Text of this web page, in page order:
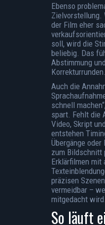
Ebenso
Zielvorstellung.
der Film eher
soll, wird die
beliebig. Das
Abstimmung
Korrekturrunden.
Auch die
schnell
spart. Fehlt die
Video, Skript
entstehen
Übergänge
zum Bildschnitt
Erklärfilmen mit
präzisen
vermeidbar –
mitgedacht wird.
So läuft